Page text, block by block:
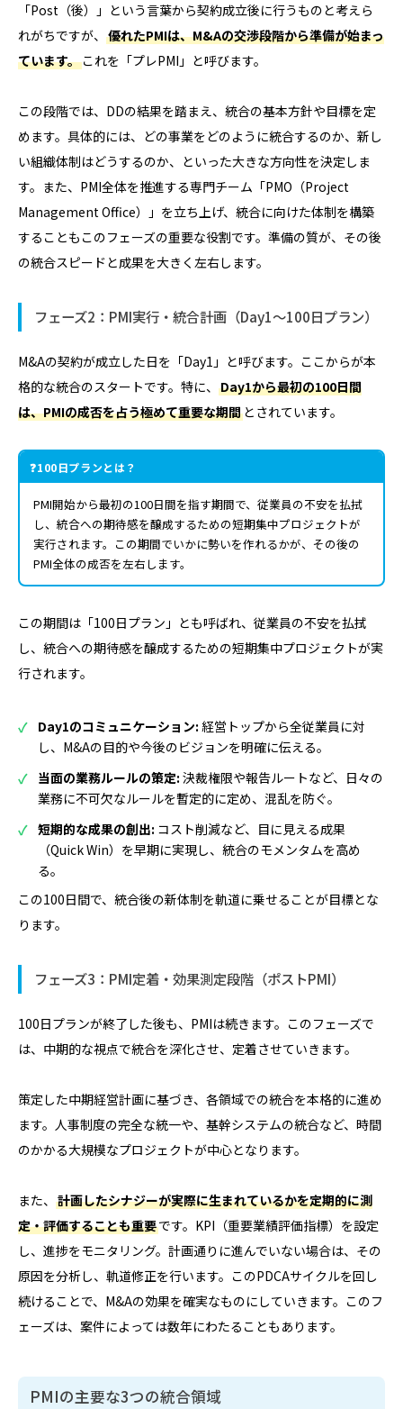
「Post（後）」という言葉から契約成立後に行うものと考えら
れがちですが、
優れたPMIは、M&Aの交渉段階から準備が始まっ
ています。 これを「プレPMI」と呼びます。
この段階では、DDの結果を踏まえ、統合の基本方針や目標を定
めます。具体的には、どの事業をどのように統合するのか、新し
い組織体制はどうするのか、といった大きな方向性を決定しま
す。また、PMI全体を推進する専門チーム「PMO（Project
Management Office）」を立ち上げ、統合に向けた体制を構築
することもこのフェーズの重要な役割です。準備の質が、その後
の統合スピードと成果を大きく左右します。
フェーズ2：PMI実行・統合計画（Day1〜100日プラン）
M&Aの契約が成立した日を「Day1」と呼びます。ここからが本
格的な統合のスタートです。特に、 Day1から最初の100日間
は、PMIの成否を占う極めて重要な期間 とされています。
100日プランとは？
PMI開始から最初の100日間を指す期間で、従業員の不安を払拭
し、統合への期待感を醸成するための短期集中プロジェクトが
実行されます。この期間でいかに勢いを作れるかが、その後の
PMI全体の成否を左右します。
この期間は「100日プラン」とも呼ばれ、従業員の不安を払拭
し、統合への期待感を醸成するための短期集中プロジェクトが実
行されます。
Day1のコミュニケーション: 経営トップから全従業員に対
し、M&Aの目的や今後のビジョンを明確に伝える。
当面の業務ルールの策定: 決裁権限や報告ルートなど、日々の
業務に不可欠なルールを暫定的に定め、混乱を防ぐ。
短期的な成果の創出: コスト削減など、目に見える成果
（Quick Win）を早期に実現し、統合のモメンタムを高め
る。
この100日間で、統合後の新体制を軌道に乗せることが目標とな
ります。
フェーズ3：PMI定着・効果測定段階（ポストPMI）
100日プランが終了した後も、PMIは続きます。このフェーズで
は、中期的な視点で統合を深化させ、定着させていきます。
策定した中期経営計画に基づき、各領域での統合を本格的に進め
ます。人事制度の完全な統一や、基幹システムの統合など、時間
のかかる大規模なプロジェクトが中心となります。
また、 計画したシナジーが実際に生まれているかを定期的に測
定・評価することも重要です。KPI（重要業績評価指標）を設定
し、進捗をモニタリング。計画通りに進んでいない場合は、その
原因を分析し、軌道修正を行います。このPDCAサイクルを回し
続けることで、M&Aの効果を確実なものにしていきます。このフ
ェーズは、案件によっては数年にわたることもあります。
PMIの主要な3つの統合領域